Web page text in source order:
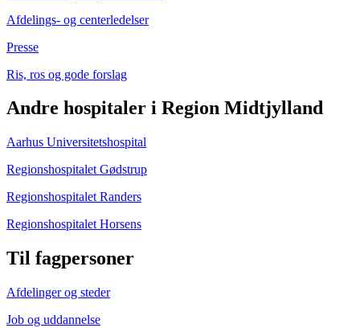
Afdelings- og centerledelser
Presse
Ris, ros og gode forslag
Andre hospitaler i Region Midtjylland
Aarhus Universitetshospital
Regionshospitalet Gødstrup
Regionshospitalet Randers
Regionshospitalet Horsens
Til fagpersoner
Afdelinger og steder
Job og uddannelse